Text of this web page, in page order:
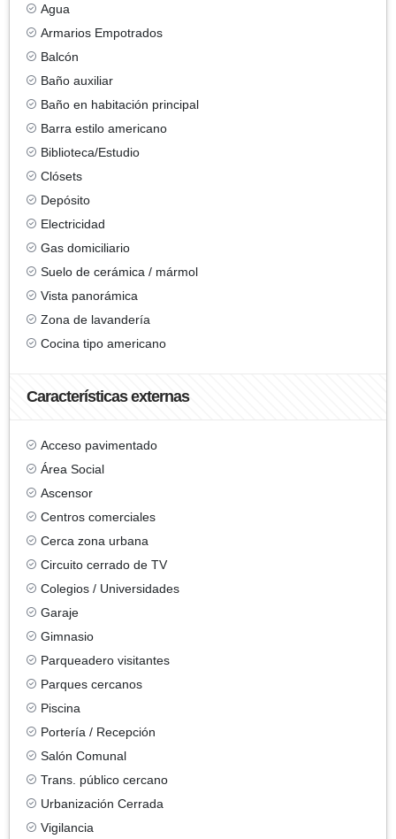
Agua
Armarios Empotrados
Balcón
Baño auxiliar
Baño en habitación principal
Barra estilo americano
Biblioteca/Estudio
Clósets
Depósito
Electricidad
Gas domiciliario
Suelo de cerámica / mármol
Vista panorámica
Zona de lavandería
Cocina tipo americano
Características externas
Acceso pavimentado
Área Social
Ascensor
Centros comerciales
Cerca zona urbana
Circuito cerrado de TV
Colegios / Universidades
Garaje
Gimnasio
Parqueadero visitantes
Parques cercanos
Piscina
Portería / Recepción
Salón Comunal
Trans. público cercano
Urbanización Cerrada
Vigilancia